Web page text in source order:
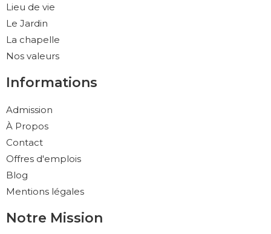
Lieu de vie
Le Jardin
La chapelle
Nos valeurs
Informations
Admission
À Propos
Contact
Offres d'emplois
Blog
Mentions légales
Notre Mission